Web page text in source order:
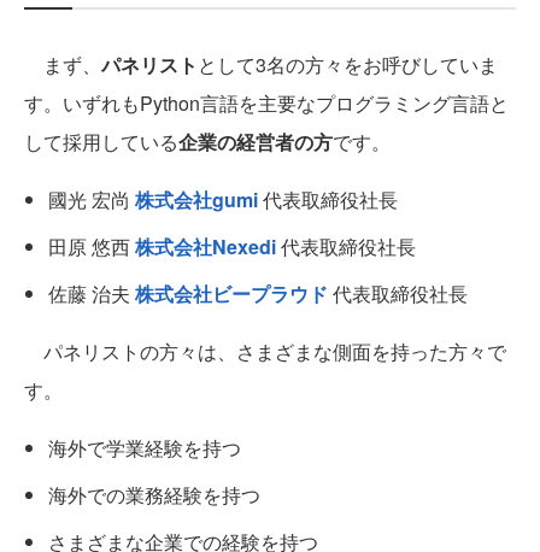
まず、パネリスト として3名の方々をお呼びしていま
す。いずれもPython言語を主要なプログラミング言語と
して採用している企業の経営者の方です。
國光 宏尚 株式会社gumi代表取締役社長
田原 悠西株式会社Nexedi代表取締役社長
佐藤 治夫 株式会社ビープラウド 代表取締役社長
パネリストの方々は、さまざまな側面を持った方々で
す。
海外で学業経験を持つ
海外での業務経験を持つ
さまざまな企業での経験を持つ